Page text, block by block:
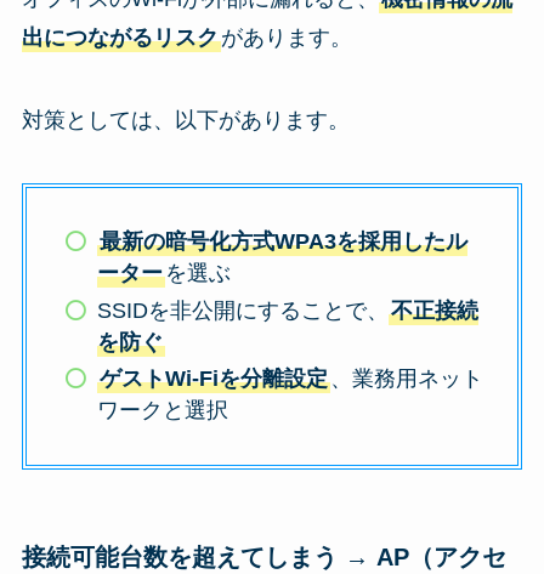
出につながるリスクがあります。
対策としては、以下があります。
最新の暗号化方式WPA3を採用したル
ーターを選ぶ
SSIDを非公開にすることで、不正接続
を防ぐ
ゲストWi-Fiを分離設定、業務用ネット
ワークと選択
接続可能台数を超えてしまう → AP（アクセ